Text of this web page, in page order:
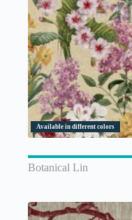
Available in different colors
Botanical Lin